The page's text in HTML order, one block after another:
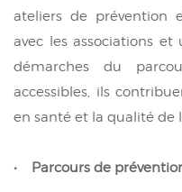
ateliers de prévention
avec les associations
démarches du
accessibles, ils
en santé et la qualité de
• Parcours de